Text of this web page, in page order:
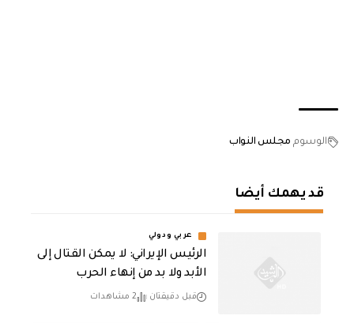
الوسوم مجلس النواب
قد يهمك أيضا
عربي ودولي
الرئيس الإيراني: لا يمكن القتال إلى
الأبد ولا بد من إنهاء الحرب
قبل دقيقتان 2 مشاهدات